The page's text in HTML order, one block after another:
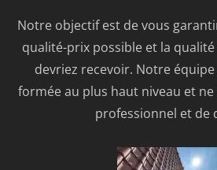
Notre objectif est de vous
qualité-prix possible et la
devriez recevoir. Notre
formée au plus haut niveau et
professionnel et de